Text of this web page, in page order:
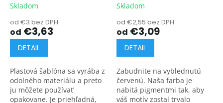
Skladom
od €3 bez DPH
od €3,63
DETAIL
Plastová šablóna sa vyrába z
odolného materiálu a preto
ju môžete používať
opakovane. Je priehľadná,
Skladom
od €2,55 bez DPH
od €3,09
DETAIL
Zabudnite na vyblednutú
červenú. Naša farba je
nabitá pigmentmi tak, aby
váš motív zostal trvalo